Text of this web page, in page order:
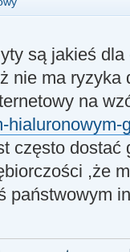
są jakieś
nie ma ryzyka
na
często dostać
,że
państwowym